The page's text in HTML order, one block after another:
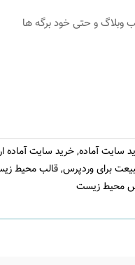
وبلاگ و حتی خود برگه ها
سایت آماده,خرید سایت آماده
برای وردپرس,قالب محیط
محیط زیست